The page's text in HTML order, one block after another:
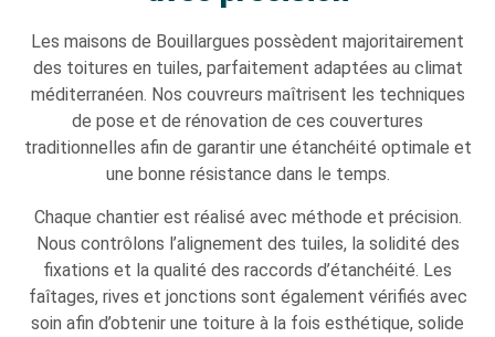
Les maisons de Bouillargues possèdent majoritairement
des toitures en tuiles, parfaitement adaptées au climat
méditerranéen. Nos couvreurs maîtrisent les techniques
de pose et de rénovation de ces couvertures
traditionnelles afin de garantir une étanchéité optimale et
une bonne résistance dans le temps.
Chaque chantier est réalisé avec méthode et précision.
Nous contrôlons l’alignement des tuiles, la solidité des
fixations et la qualité des raccords d’étanchéité. Les
faîtages, rives et jonctions sont également vérifiés avec
soin afin d’obtenir une toiture à la fois esthétique, solide